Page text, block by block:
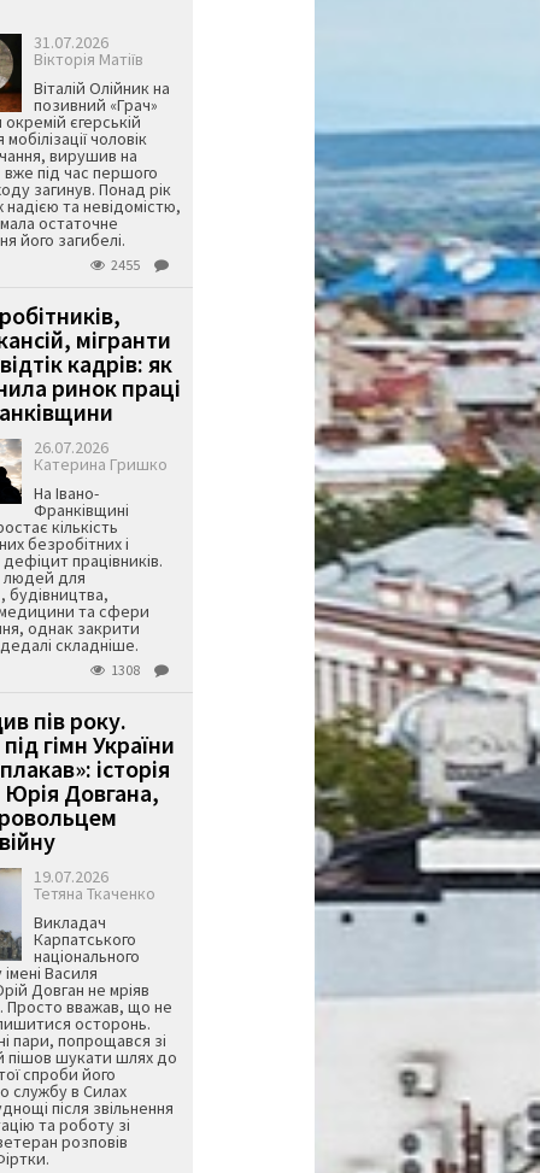
31.07.2026
Вікторія Матіїв
Віталій Олійник на
позивний «Грач»
єгерській
чоловік
вирушив на
під час першого
загинув. Понад рік
надією та невідомістю,
остаточне
його загибелі.
2455
мігранти
кадрів: як
ринок праці
26.07.2026
Катерина Гришко
На Івано-
Франківщині
кількість
безробітних і
працівників.
людей для
будівництва,
та сфери
однак закрити
дедалі складніше.
1308
пів року.
гімн України
історія
Довгана,
19.07.2026
Тетяна Ткаченко
Викладач
Карпатського
національного
Василя
Довган не мріяв
Просто вважав, що не
осторонь.
пари, попрощався зі
пішов шукати шлях до
спроби його
службу в Силах
після звільнення
та роботу зі
розповів